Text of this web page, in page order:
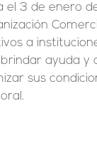
el 3 de enero
a
ayuda y
sus